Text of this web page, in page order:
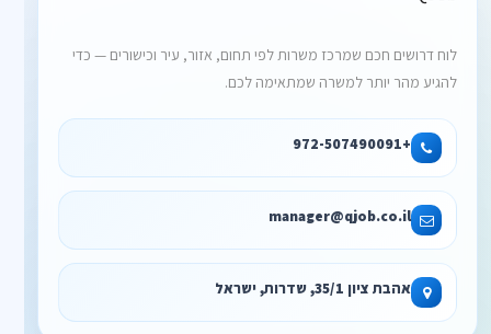
לוח דרושים חכם שמרכז משרות לפי תחום, אזור, עיר וכישורים — כדי
להגיע מהר יותר למשרה שמתאימה לכם.
+972-507490091
manager@qjob.co.il
אהבת ציון 35/1, שדרות, ישראל